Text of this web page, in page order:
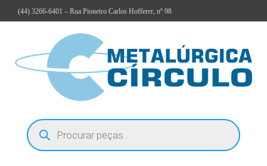
(44) 3266-6401 – Rua Pioneiro Carlos Hofferer, nº 98